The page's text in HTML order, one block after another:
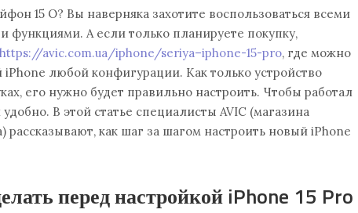
15 О? Вы наверняка захотите воспользоваться всеми
функциями. А если только планируете покупку,
https://avic.com.ua/iphone/seriya–iphone-15-pro, где можно
iPhone любой конфигурации. Как только устройство
его нужно будет правильно настроить. Чтобы работал
В этой статье специалисты AVIC (магазина
рассказывают, как шаг за шагом настроить новый iPhone
перед настройкой iPhone 15 Pro